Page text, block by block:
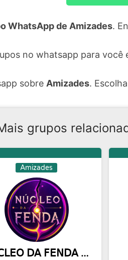
WhatsApp de Amizades.
no whatsapp para
sobre Amizades.
grupos
Amizades
𝖭𝖴𝖢𝖫𝖤𝖮 𝖣𝖠 𝖥𝖤𝖭𝖣𝖠 ◉ 100m